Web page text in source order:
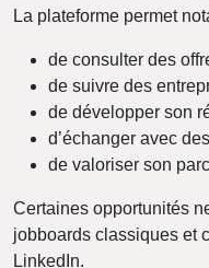
La plateforme permet
de consulter des
de suivre des
de développer son
d’échanger avec
de valoriser son
Certaines opportunités
jobboards classiques et
LinkedIn.